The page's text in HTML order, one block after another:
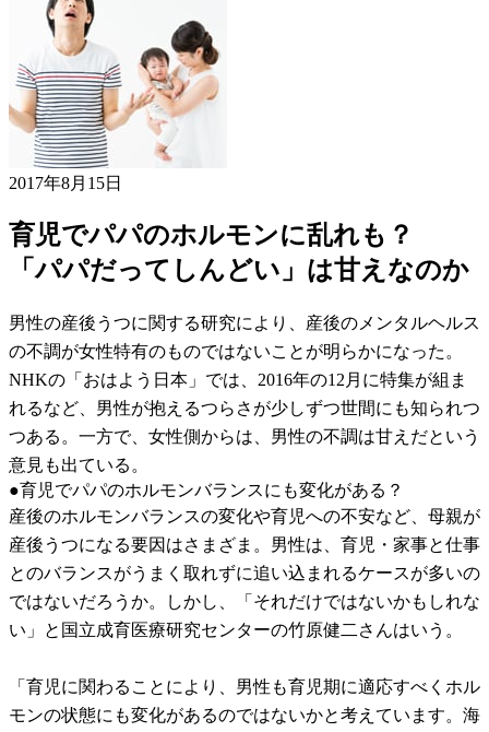
2017年8月15日
育児でパパのホルモンに乱れも？
「パパだってしんどい」は甘えなのか
男性の産後うつに関する研究により、産後のメンタルヘルス
の不調が女性特有のものではないことが明らかになった。
NHKの「おはよう日本」では、2016年の12月に特集が組ま
れるなど、男性が抱えるつらさが少しずつ世間にも知られつ
つある。一方で、女性側からは、男性の不調は甘えだという
意見も出ている。
●育児でパパのホルモンバランスにも変化がある？
産後のホルモンバランスの変化や育児への不安など、母親が
産後うつになる要因はさまざま。男性は、育児・家事と仕事
とのバランスがうまく取れずに追い込まれるケースが多いの
ではないだろうか。しかし、「それだけではないかもしれな
い」と国立成育医療研究センターの竹原健二さんはいう。
「育児に関わることにより、男性も育児期に適応すべくホル
モンの状態にも変化があるのではないかと考えています。海